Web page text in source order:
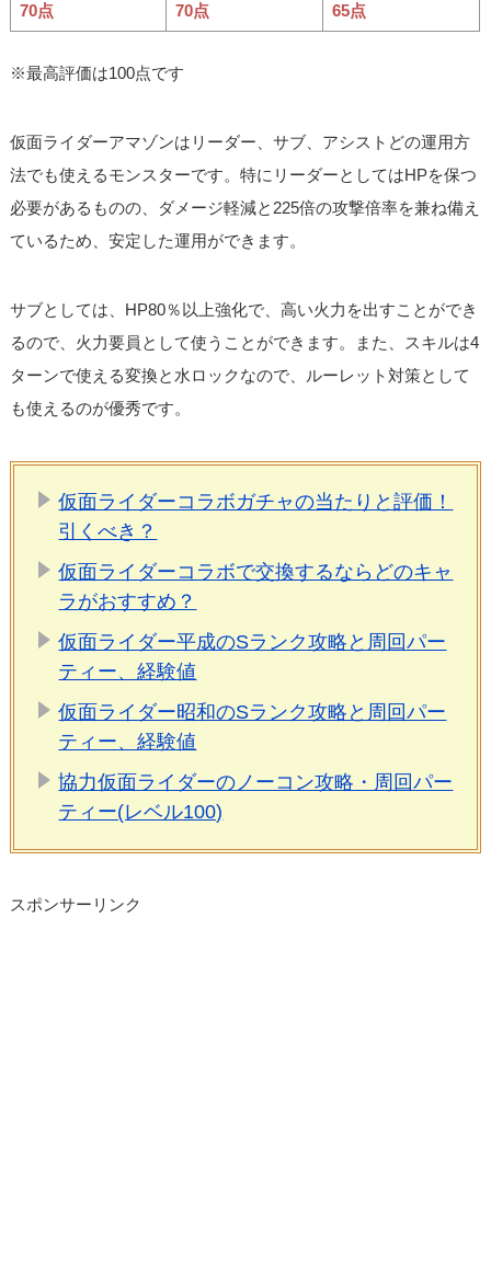
70点 70点 65点
※最高評価は100点です
仮面ライダーアマゾンはリーダー、サブ、アシストどの運用方
法でも使えるモンスターです。特にリーダーとしてはHPを保つ
必要があるものの、ダメージ軽減と225倍の攻撃倍率を兼ね備え
ているため、安定した運用ができます。
サブとしては、HP80％以上強化で、高い火力を出すことができ
るので、火力要員として使うことができます。また、スキルは4
ターンで使える変換と水ロックなので、ルーレット対策として
も使えるのが優秀です。
仮面ライダーコラボガチャの当たりと評価！
引くべき？
仮面ライダーコラボで交換するならどのキャ
ラがおすすめ？
仮面ライダー平成のSランク攻略と周回パー
ティー、経験値
仮面ライダー昭和のSランク攻略と周回パー
ティー、経験値
協力仮面ライダーのノーコン攻略・周回パー
ティー(レベル100)
スポンサーリンク